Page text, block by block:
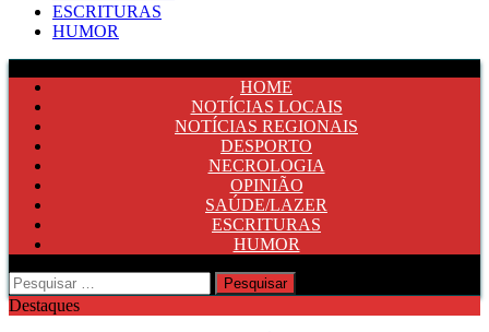
ESCRITURAS
HUMOR
HOME
NOTÍCIAS LOCAIS
NOTÍCIAS REGIONAIS
DESPORTO
NECROLOGIA
OPINIÃO
SAÚDE/LAZER
ESCRITURAS
HUMOR
Pesquisar
por:
Destaques